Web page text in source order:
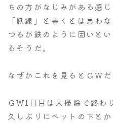
ちの方がなじみがある感じ
「鉄線」と書くとは思わ
つるが鉄のように固いと
るそうだ。
なぜかこれを見るとＧＷ
ＧＷ1日目は大掃除で終わ
久しぶりにベットの下と